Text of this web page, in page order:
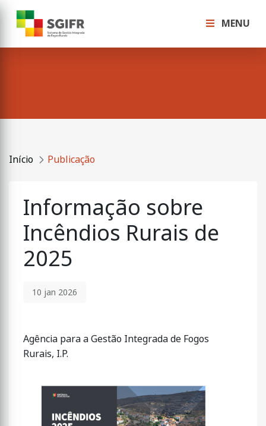
MENU
Início Publicação
Informação sobre
Incêndios Rurais de
2025
10 jan 2026
Agência para a Gestão Integrada de Fogos
Rurais, I.P.